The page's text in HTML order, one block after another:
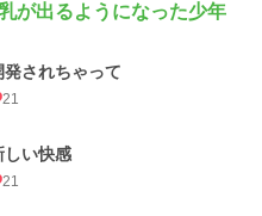
が出るようになった少年
発されちゃって
21
しい快感
21